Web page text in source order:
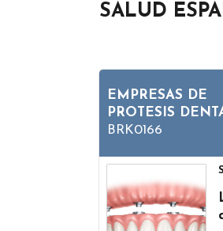
SALUD
EMPRESAS DE
PROTESIS
BRK0166